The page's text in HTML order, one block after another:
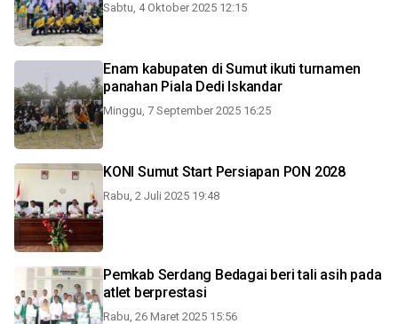
Sabtu, 4 Oktober 2025 12:15
Enam kabupaten di Sumut ikuti turnamen
panahan Piala Dedi Iskandar
Minggu, 7 September 2025 16:25
KONI Sumut Start Persiapan PON 2028
Rabu, 2 Juli 2025 19:48
Pemkab Serdang Bedagai beri tali asih pada
atlet berprestasi
Rabu, 26 Maret 2025 15:56